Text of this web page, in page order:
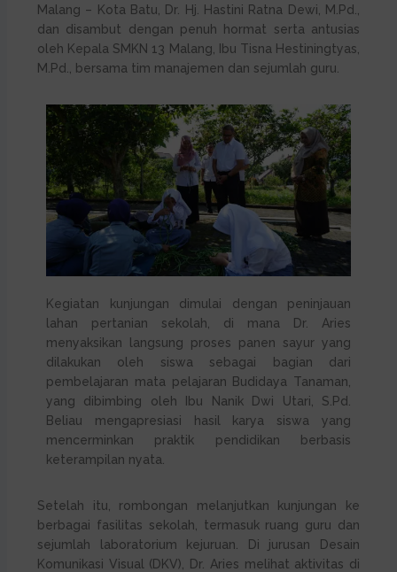
Malang – Kota Batu, Dr. Hj. Hastini Ratna Dewi, M.Pd.,
dan disambut dengan penuh hormat serta antusias
oleh Kepala SMKN 13 Malang, Ibu Tisna Hestiningtyas,
M.Pd., bersama tim manajemen dan sejumlah guru.
Kegiatan kunjungan dimulai dengan peninjauan
lahan pertanian sekolah, di mana Dr. Aries
menyaksikan langsung proses panen sayur yang
dilakukan oleh siswa sebagai bagian dari
pembelajaran mata pelajaran Budidaya Tanaman,
yang dibimbing oleh Ibu Nanik Dwi Utari, S.Pd.
Beliau mengapresiasi hasil karya siswa yang
mencerminkan praktik pendidikan berbasis
keterampilan nyata.
Setelah itu, rombongan melanjutkan kunjungan ke
berbagai fasilitas sekolah, termasuk ruang guru dan
sejumlah laboratorium kejuruan. Di jurusan Desain
Komunikasi Visual (DKV), Dr. Aries melihat aktivitas di